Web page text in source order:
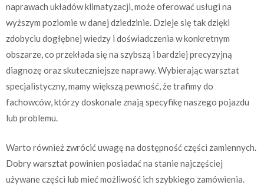
naprawach układów klimatyzacji, może oferować usługi na
wyższym poziomie w danej dziedzinie. Dzieje się tak dzięki
zdobyciu dogłębnej wiedzy i doświadczenia w konkretnym
obszarze, co przekłada się na szybszą i bardziej precyzyjną
diagnozę oraz skuteczniejsze naprawy. Wybierając warsztat
specjalistyczny, mamy większą pewność, że trafimy do
fachowców, którzy doskonale znają specyfikę naszego pojazdu
lub problemu.
Warto również zwrócić uwagę na dostępność części zamiennych.
Dobry warsztat powinien posiadać na stanie najczęściej
używane części lub mieć możliwość ich szybkiego zamówienia.